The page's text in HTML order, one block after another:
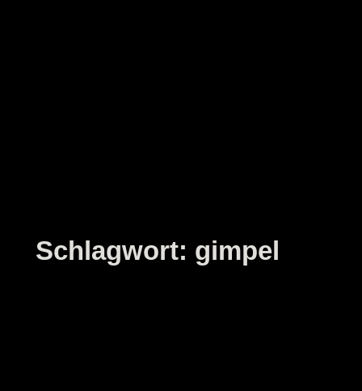
Schlagwort: gimpel